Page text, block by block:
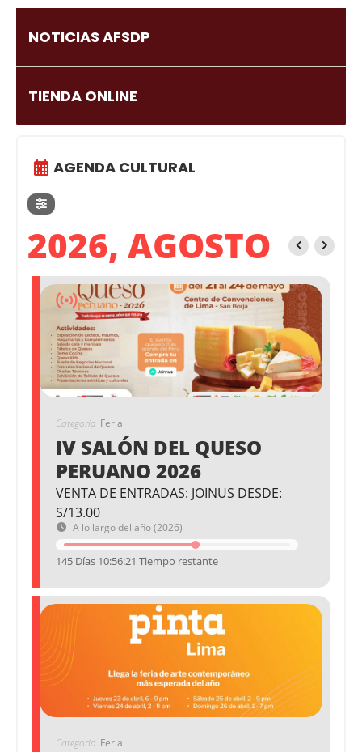
NOTICIAS AFSDP
TIENDA ONLINE
AGENDA CULTURAL
2026, AGOSTO
Categoría Feria
IV SALÓN DEL QUESO
PERUANO 2026
VENTA DE ENTRADAS: JOINUS DESDE:
S/13.00
A lo largo del año (2026)
145 Días 10:56:21 Tiempo restante
Categoría Feria